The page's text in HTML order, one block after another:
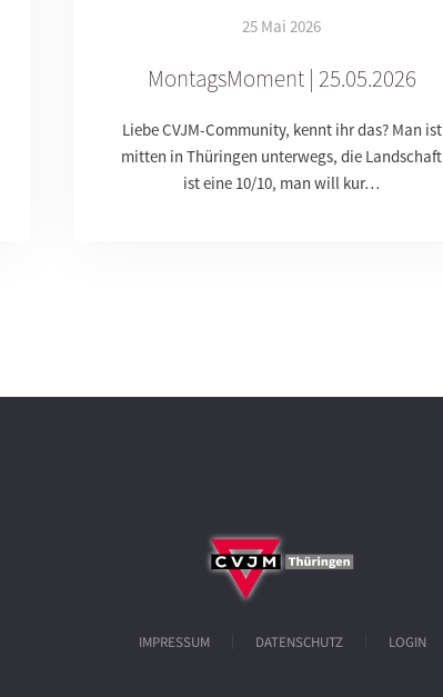
25 Mai 2026
MontagsMoment | 25.05.2026
Liebe CVJM-Community, kennt ihr das? Man ist
mitten in Thüringen unterwegs, die Landschaft
ist eine 10/10, man will kur…
IMPRESSUM DATENSCHUTZ LOGIN